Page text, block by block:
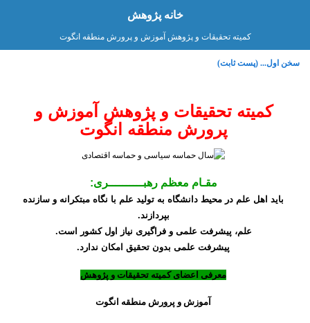
خانه پژوهش
کمیته تحقیقات و پژوهش آموزش و پرورش منطقه انگوت
سخن اول... (پست ثابت)
کمیته تحقیقات و پژوهش آموزش و
پرورش منطقه انگوت
مقـام معظم رهبــــــــــری:
باید اهل علم در محیط دانشگاه به تولید علم با نگاه مبتكرانه و سازنده
بپردازند.
علم، پیشرفت علمی و فراگیری نیاز اول كشور است.
پیشرفت علمی بدون تحقیق امكان ندارد.
معرفی اعضای کمیته تحقیقات و پژوهش
آموزش و پرورش منطقه انگوت